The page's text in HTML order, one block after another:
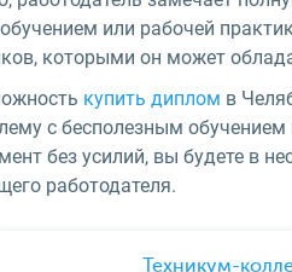
или рабочей
которыми он может
купить диплом в
с бесполезным
без усилий, вы будете в
работодателя.
Техникум-